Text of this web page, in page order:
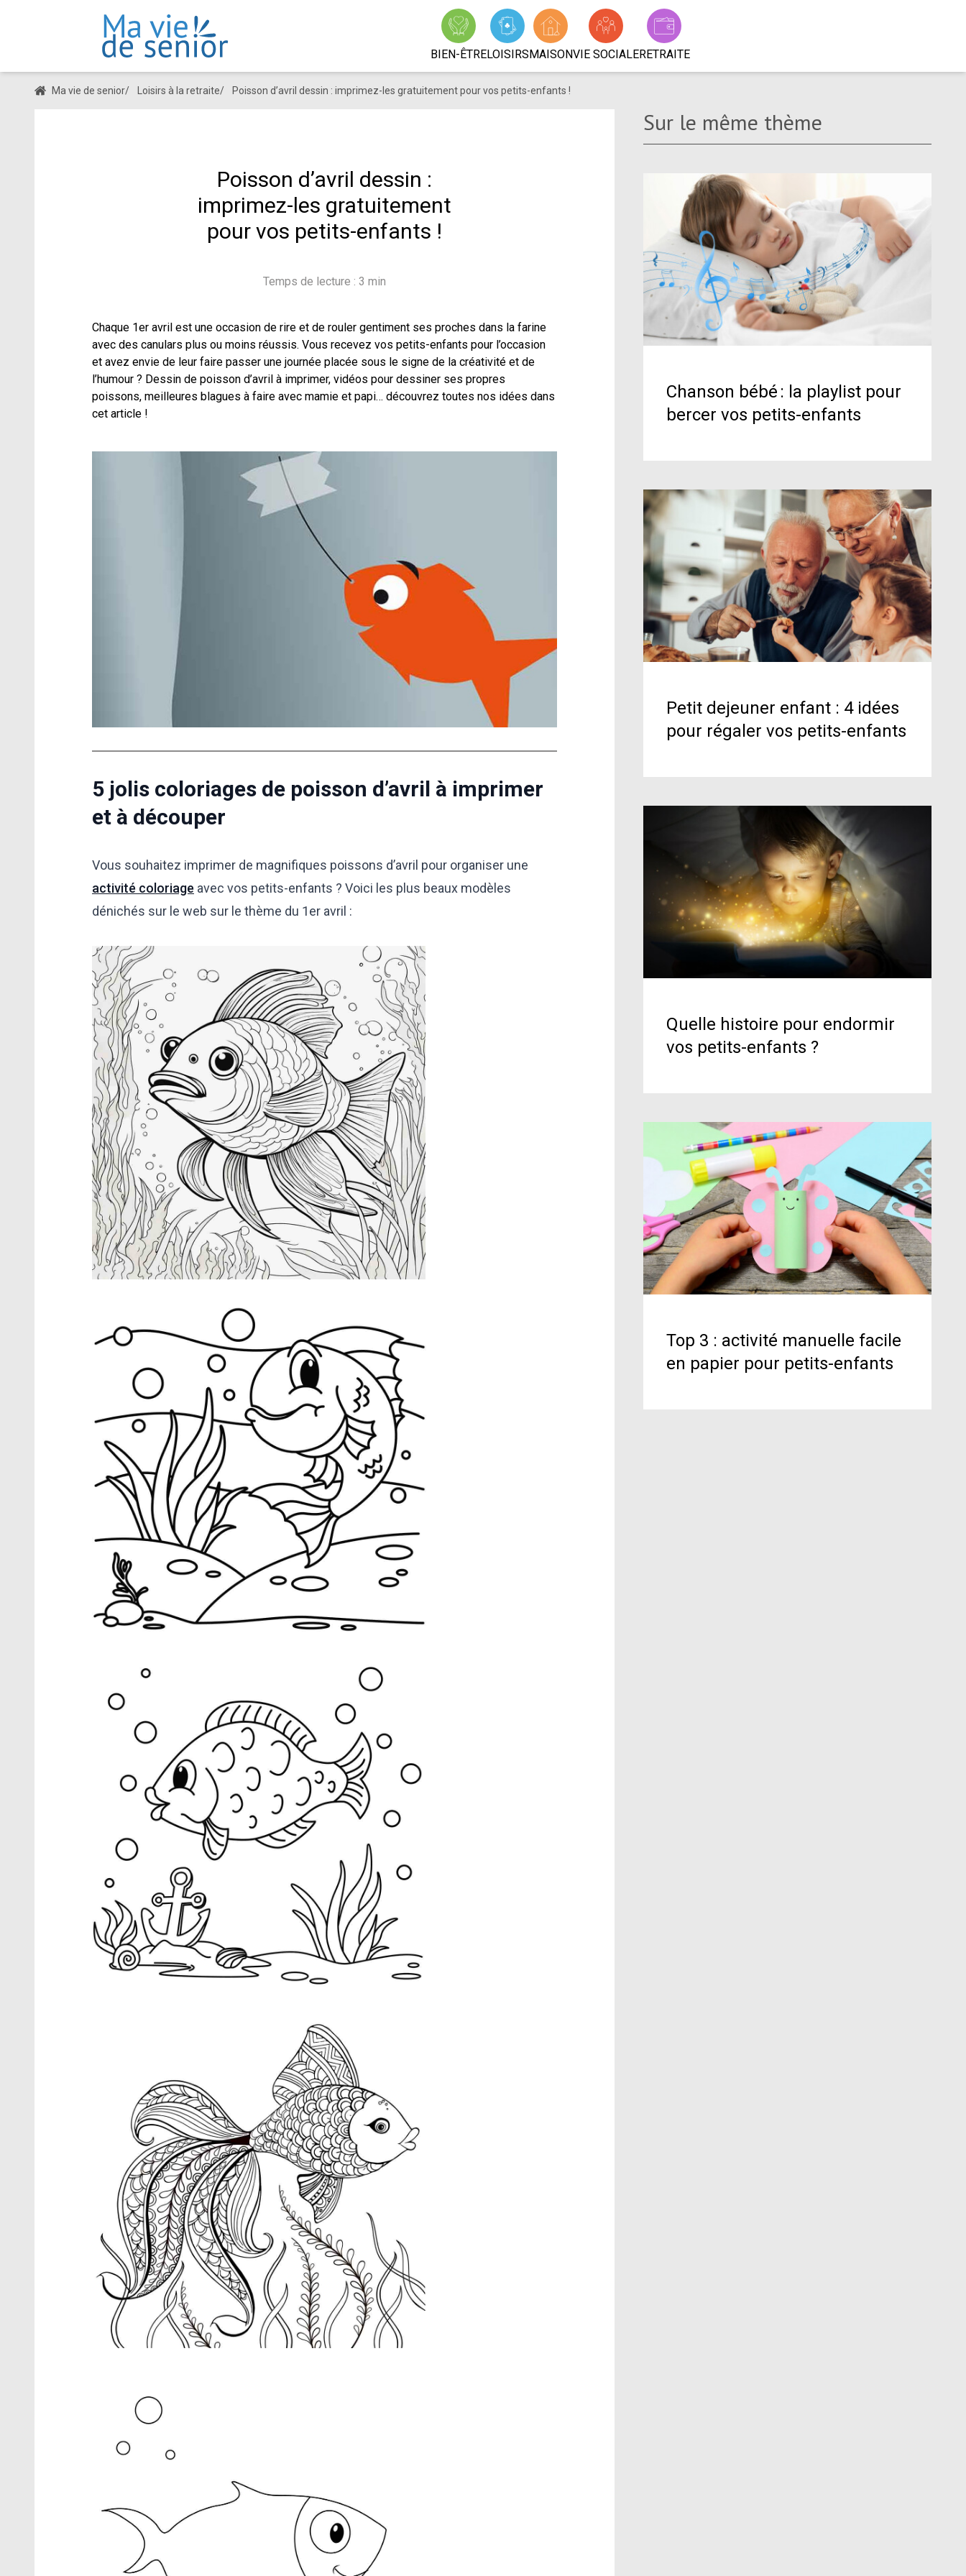
BIEN-ÊTRELOISIRSMAISONVIE SOCIALERETRAITE
Ma vie de senior/ Loisirs à la retraite/ Poisson d’avril dessin : imprimez-les gratuitement pour vos petits-enfants !
Poisson d’avril dessin :
imprimez-les gratuitement
pour vos petits-enfants !
Temps de lecture : 3 min
Chaque 1er avril est une occasion de rire et de rouler gentiment ses proches dans la farine
avec des canulars plus ou moins réussis. Vous recevez vos petits-enfants pour l’occasion
et avez envie de leur faire passer une journée placée sous le signe de la créativité et de
l’humour ? Dessin de poisson d’avril à imprimer, vidéos pour dessiner ses propres
poissons, meilleures blagues à faire avec mamie et papi… découvrez toutes nos idées dans
cet article !
5 jolis coloriages de poisson d’avril à imprimer
et à découper
Vous souhaitez imprimer de magnifiques poissons d’avril pour organiser une
activité coloriage avec vos petits-enfants ? Voici les plus beaux modèles
dénichés sur le web sur le thème du 1er avril :
Sur le même thème
Chanson bébé : la playlist pour
bercer vos petits-enfants
Petit dejeuner enfant : 4 idées
pour régaler vos petits-enfants
Quelle histoire pour endormir
vos petits-enfants ?
Top 3 : activité manuelle facile
en papier pour petits-enfants